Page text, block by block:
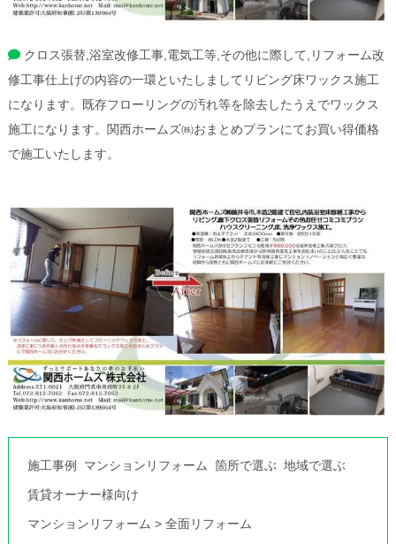
クロス張替,浴室改修工事,電気工等,その他に際して,リフォーム改
修工事仕上げの内容の一環といたしましてリビング床ワックス施工
になります。既存フローリングの汚れ等を除去したうえでワックス
施工になります。関西ホームズ㈱おまとめプランにてお買い得価格
で施工いたします。
施工事例 マンションリフォーム 箇所で選ぶ 地域で選ぶ
賃貸オーナー様向け
マンションリフォーム >全面リフォーム